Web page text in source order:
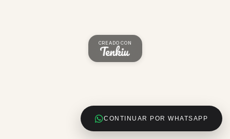
CONTINUAR POR WHATSAPP
CREADO CON